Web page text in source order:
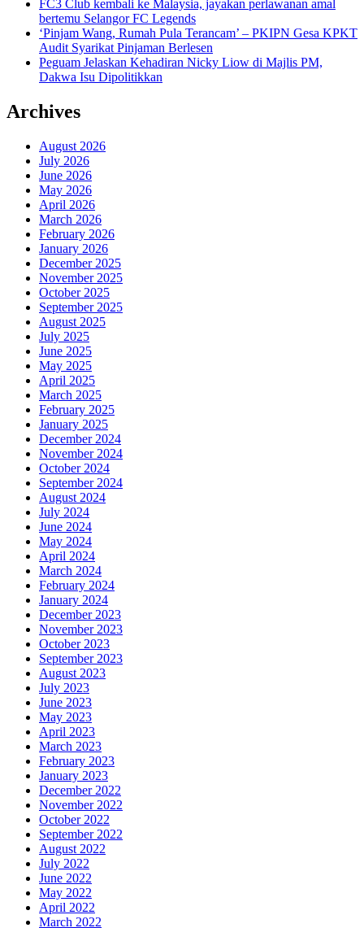
FC3 Club kembali ke Malaysia, jayakan perlawanan amal
bertemu Selangor FC Legends
‘Pinjam Wang, Rumah Pula Terancam’ – PKIPN Gesa KPKT
Audit Syarikat Pinjaman Berlesen
Peguam Jelaskan Kehadiran Nicky Liow di Majlis PM,
Dakwa Isu Dipolitikkan
Archives
August 2026
July 2026
June 2026
May 2026
April 2026
March 2026
February 2026
January 2026
December 2025
November 2025
October 2025
September 2025
August 2025
July 2025
June 2025
May 2025
April 2025
March 2025
February 2025
January 2025
December 2024
November 2024
October 2024
September 2024
August 2024
July 2024
June 2024
May 2024
April 2024
March 2024
February 2024
January 2024
December 2023
November 2023
October 2023
September 2023
August 2023
July 2023
June 2023
May 2023
April 2023
March 2023
February 2023
January 2023
December 2022
November 2022
October 2022
September 2022
August 2022
July 2022
June 2022
May 2022
April 2022
March 2022